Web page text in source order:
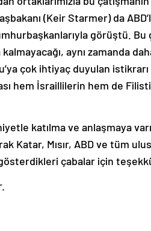
(Keir Starmer) da
görüştü. Bu
aynı zamanda
çok ihtiyaç duyulan
hem İsraillilerin hem de
Katar, Mısır, ABD ve tüm
çabalar için